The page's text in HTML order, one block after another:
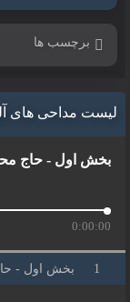
برچسب ها
لیست مداحی های
0:00:00
بخش اول - حاج